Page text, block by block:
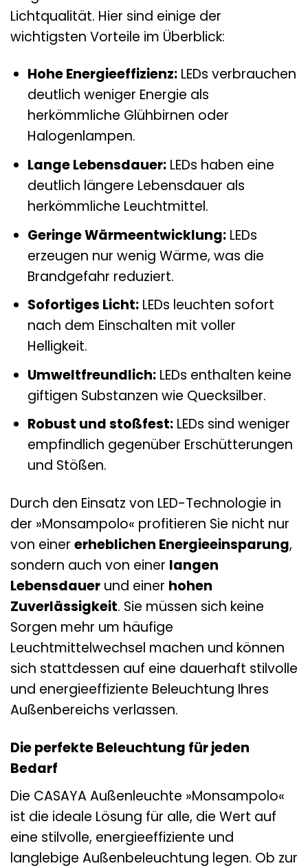
Lichtqualität. Hier sind einige der
wichtigsten Vorteile im Überblick:
Hohe Energieeffizienz:LEDs verbrauchen
deutlich weniger Energie als
herkömmliche Glühbirnen oder
Halogenlampen.
Lange Lebensdauer:LEDs haben eine
deutlich längere Lebensdauer als
herkömmliche Leuchtmittel.
Geringe Wärmeentwicklung:LEDs
erzeugen nur wenig Wärme, was die
Brandgefahr reduziert.
Sofortiges Licht:LEDs leuchten sofort
nach dem Einschalten mit voller
Helligkeit.
Umweltfreundlich:LEDs enthalten keine
giftigen Substanzen wie Quecksilber.
Robust und stoßfest:LEDs sind weniger
empfindlich gegenüber Erschütterungen
und Stößen.
Durch den Einsatz von LED-Technologie in
der »Monsampolo« profitieren Sie nicht nur
von einer erheblichen Energieeinsparung,
sondern auch von einer langen
Lebensdauer und einer hohen
Zuverlässigkeit. Sie müssen sich keine
Sorgen mehr um häufige
Leuchtmittelwechsel machen und können
sich stattdessen auf eine dauerhaft stilvolle
und energieeffiziente Beleuchtung Ihres
Außenbereichs verlassen.
Die perfekte Beleuchtung für jeden
Bedarf
Die CASAYA Außenleuchte »Monsampolo«
ist die ideale Lösung für alle, die Wert auf
eine stilvolle, energieeffiziente und
langlebige Außenbeleuchtung legen. Ob zur